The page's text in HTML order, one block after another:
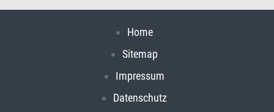
Home
Sitemap
Impressum
Datenschutz